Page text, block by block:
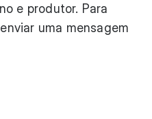
e produtor. Para
uma mensagem